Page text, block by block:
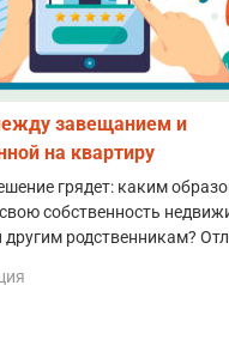
завещанием и
на квартиру
грядет: каким
собственность
другим родственникам?